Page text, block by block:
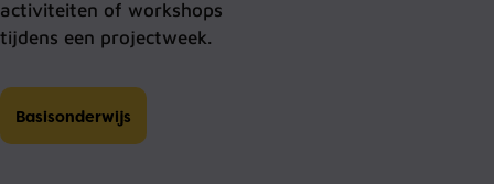
activiteiten of workshops
tijdens een projectweek.
Basisonderwijs